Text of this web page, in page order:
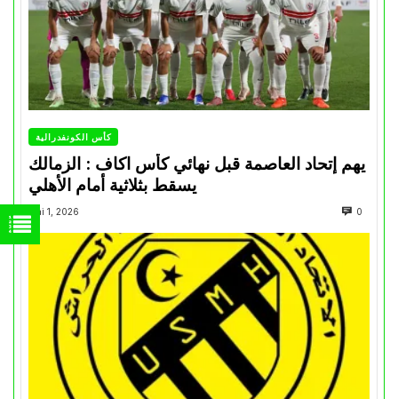
كأس الكونفدرالية
يهم إتحاد العاصمة قبل نهائي كأس اكاف : الزمالك
Mai 1, 2026 0